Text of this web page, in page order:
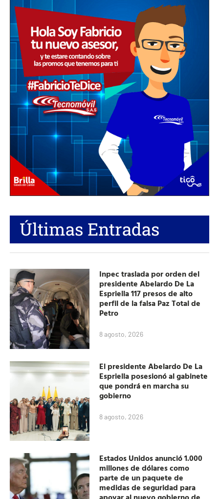
Últimas Entradas
Inpec traslada por orden del
presidente Abelardo De La
Espriella 117 presos de alto
perfil de la falsa Paz Total de
Petro
8 agosto, 2026
El presidente Abelardo De La
Espriella posesionó al gabinete
que pondrá en marcha su
gobierno
8 agosto, 2026
Estados Unidos anunció 1.000
millones de dólares como
parte de un paquete de
medidas de seguridad para